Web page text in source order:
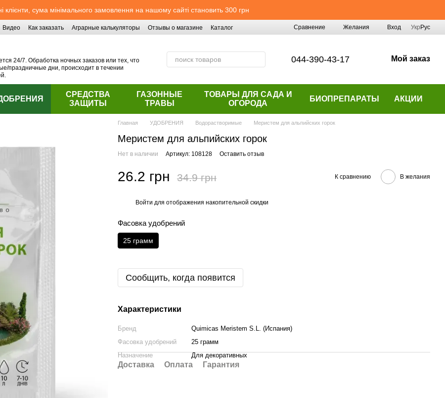
клієнти, сума мінімального замовлення на нашому сайті становить 300 грн
Видео Как заказать Аграрные калькуляторы Отзывы о магазине
Каталог
Сравнение Желания Вход УкрРус
24/7. Обработка ночных заказов или тех, что
праздничные дни, происходит в течении
044-390-43-17 Мой заказ
СРЕДСТВА
ЗАЩИТЫ
ГАЗОННЫЕ
ТРАВЫ
ТОВАРЫ ДЛЯ САДА И
ОГОРОДА
БИОПРЕПАРАТЫ АКЦИИ
Главная УДОБРЕНИЯ Водорастворимые Меристем для альпийских горок
Меристем для альпийских горок
Нет в наличии Артикул: 108128 Оставить отзыв
26.2 грн 34.9 грн К сравнению В желания
Войти для отображения накопительной скидки
Фасовка удобрений
25 грамм
Сообщить, когда появится
Характеристики
Бренд
Quimicas Meristem S.L. (Испания)
Фасовка удобрений
25 грамм
Назначение
Для декоративных
Доставка Оплата Гарантия